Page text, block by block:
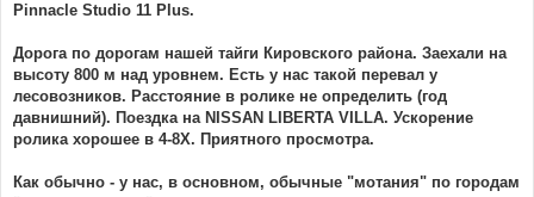
Pinnacle Studio 11 Plus.
Дорога по дорогам нашей тайги Кировского района. Заехали на
высоту 800 м над уровнем. Есть у нас такой перевал у
лесовозников. Расстояние в ролике не определить (год
давнишний). Поездка на NISSAN LIBERTA VILLA. Ускорение
ролика хорошее в 4-8Х. Приятного просмотра.
Как обычно - у нас, в основном, обычные "мотания" по городам